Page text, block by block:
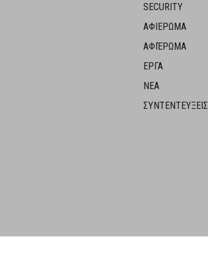
SECURITY
ΑΦΙΕΡΩΜΑ
ΑΦΙΈΡΩΜΑ
ΕΡΓΑ
ΝΕΑ
ΣΥΝΤΕΝΤΕΥΞΕΙΣ